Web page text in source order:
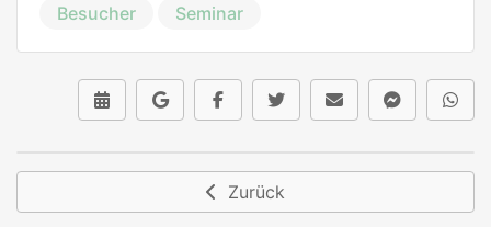
Besucher Seminar
Zurück